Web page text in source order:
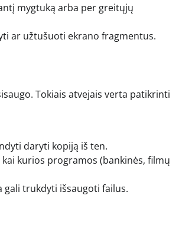
mygtuką arba per greitųjų
ar užtušuoti ekrano fragmentus.
Tokiais atvejais verta patikrinti
daryti kopiją iš ten.
kurios programos (bankinės, filmų
trukdyti išsaugoti failus.